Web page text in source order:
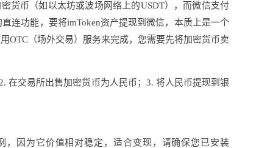
货币（如以太坊或波场网络上的USDT），而微信支付
连功能，要将imToken资产提现到微信，本质上是一个
（场外交易）服务来完成，您需要先将加密货币卖
在交易所出售加密货币为人民币；3. 将人民币提现到银
，因为它价值相对稳定，适合变现，请确保您已安装